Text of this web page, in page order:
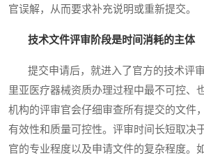
官误解，从而要求补充说明或重新提交。
技术文件评审阶段是时间消耗的主体
提交申请后，就进入了官方的技术评
里亚医疗器械资质办理过程中最不可控、
机构的评审官会仔细审查所有提交的文件
有效性和质量可控性。评审时间长短取决
官的专业程度以及申请文件的复杂程度。